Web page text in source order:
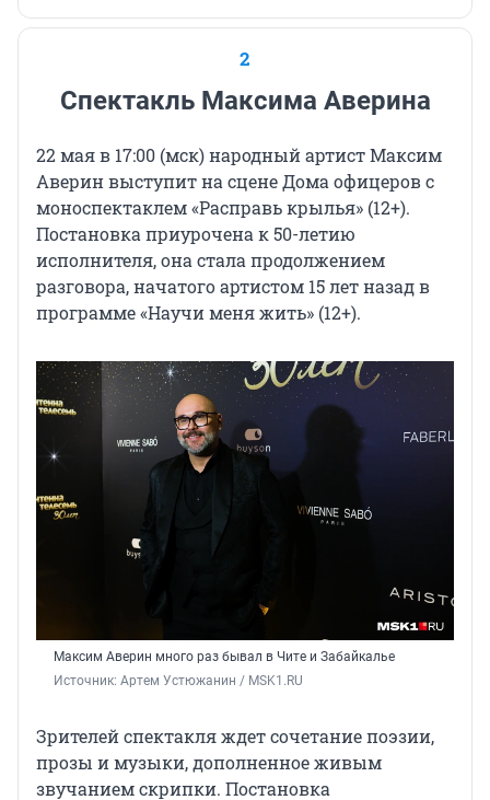
2
Спектакль Максима Аверина
22 мая в 17:00 (мск) народный артист Максим
Аверин выступит на сцене Дома офицеров с
моноспектаклем «Расправькрылья» (12+).
Постановка приурочена к 50-летию
исполнителя, она стала продолжением
разговора, начатого артистом 15 лет назад в
программе «Научи меняжить» (12+).
Максим Аверин много раз бывал в Чите и Забайкалье
Источник: Артем Устюжанин / MSK1.RU
Зрителей спектакля ждет сочетание поэзии,
прозы и музыки, дополненное живым
звучанием скрипки. Постановка